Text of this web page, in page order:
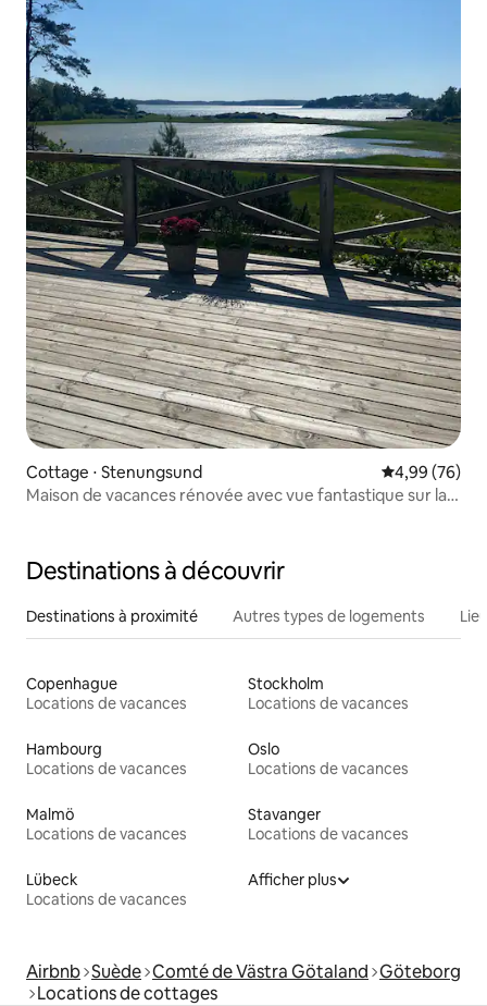
Cottage ⋅ Stenungsund Évaluation
4,99 (76)
Maison de vacances rénovée avec vue fantastique sur la
Destinations à découvrir
Destinations à proximité Autres types de logements
Copenhague
Locations de vacances
Stockholm
Locations de vacances
Hambourg
Locations de vacances
Oslo
Locations de vacances
Malmö
Locations de vacances
Stavanger
Locations de vacances
Lübeck
Locations de vacances
Afficher plus
Airbnb Suède Comté de Västra Götaland Göteborg
Locations de cottages